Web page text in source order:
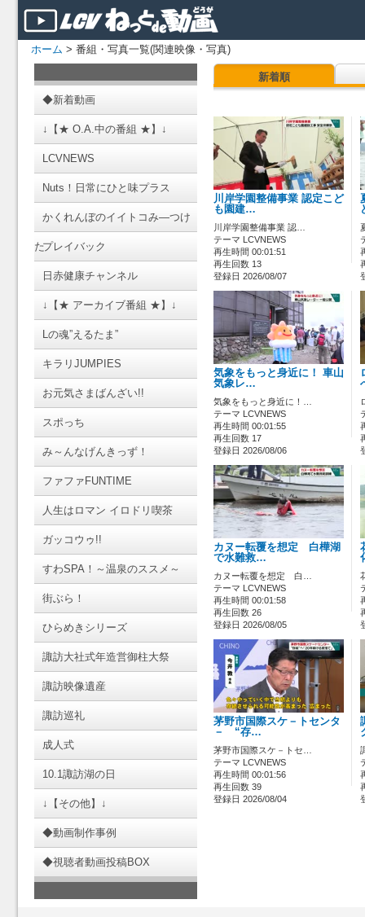
ホーム > 番組・写真一覧(関連映像・写真)
◆新着動画
↓【★ O.A.中の番組 ★】↓
LCVNEWS
Nuts！日常にひと味プラス
かくれんぼのイイトコみ―つけ
たプレイバック
日赤健康チャンネル
↓【★ アーカイブ番組 ★】↓
Lの魂”えるたま”
キラリJUMPIES
お元気さまばんざい!!
スポっち
み～んなげんきっず！
ファファFUNTIME
人生はロマン イロドリ喫茶
ガッコウゥ!!
すわSPA！～温泉のススメ～
街ぶら！
ひらめきシリーズ
諏訪大社式年造営御柱大祭
諏訪映像遺産
諏訪巡礼
成人式
10.1諏訪湖の日
↓【その他】↓
◆動画制作事例
◆視聴者動画投稿BOX
新着順
川岸学園整備事業 認定こど
も園建…
川岸学園整備事業 認…
テーマ LCVNEWS
再生時間 00:01:51
再生回数 13
登録日 2026/08/07
気象をもっと身近に！ 車山
気象レ…
気象をもっと身近に！…
テーマ LCVNEWS
再生時間 00:01:55
再生回数 17
登録日 2026/08/06
カヌー転覆を想定 白樺湖
で水難救…
カヌー転覆を想定 白…
テーマ LCVNEWS
再生時間 00:01:58
再生回数 26
登録日 2026/08/05
茅野市国際スケ－トセンタ
－ “存…
茅野市国際スケ－トセ…
テーマ LCVNEWS
再生時間 00:01:56
再生回数 39
登録日 2026/08/04